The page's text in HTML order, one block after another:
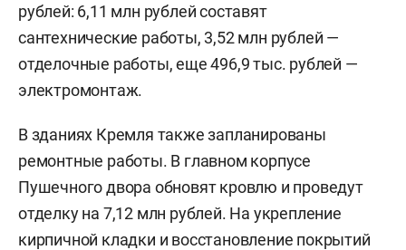
рублей: 6,11 млн рублей составят
сантехнические работы, 3,52 млн рублей —
отделочные работы, еще 496,9 тыс. рублей —
электромонтаж.
В зданиях Кремля также запланированы
ремонтные работы. В главном корпусе
Пушечного двора обновят кровлю и проведут
отделку на 7,12 млн рублей. На укрепление
кирпичной кладки и восстановление покрытий